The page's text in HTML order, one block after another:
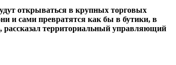
открываться в крупных торговых
и сами превратятся как бы в бутики, в
рассказал территориальный управляющий